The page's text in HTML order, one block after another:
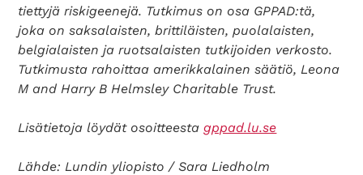
tiettyjä riskigeenejä. Tutkimus on osa GPPAD:tä,
joka on saksalaisten, brittiläisten, puolalaisten,
belgialaisten ja ruotsalaisten tutkijoiden verkosto.
Tutkimusta rahoittaa amerikkalainen säätiö, Leona
M and Harry B Helmsley Charitable Trust.
Lisätietoja löydät osoitteestagppad.lu.se
Lähde: Lundin yliopisto / Sara Liedholm